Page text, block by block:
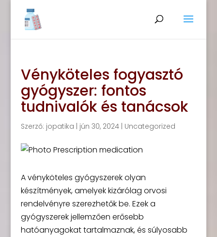
Vényköteles fogyasztó
gyógyszer: fontos
tudnivalók és tanácsok
Szerző: jopatika jún 30, 2024| Uncategorized
A vényköteles gyógyszerek olyan
készítmények, amelyek kizárólag orvosi
rendelvényre szerezhetők be. Ezek a
gyógyszerek jellemzően erősebb
hatóanyagokat tartalmaznak, és súlyosabb